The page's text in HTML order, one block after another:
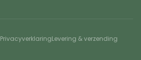
PrivacyverklaringLevering & verzending